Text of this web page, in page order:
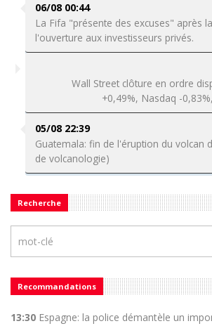
06/08 00:44
La Fifa "présente des excuses" après
l'ouverture aux investisseurs privés.
Wall Street clôture en ordre
+0,49%, Nasdaq -
05/08 22:39
Guatemala: fin de l'éruption du volcan
de volcanologie)
Recherche
Recommandations
13:30 Espagne: la police démantèle un